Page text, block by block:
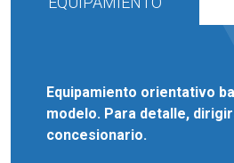
Equipamiento orientativo
modelo. Para detalle,
concesionario.